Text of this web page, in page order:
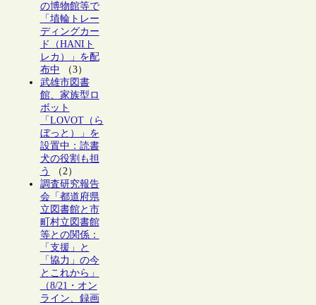
の博物館等で
「埴輪トレー
ディングカー
ド（HANIト
レカ）」を配
布中 （3）
武雄市図書
館、家族型ロ
ボット
「LOVOT（ら
ぼっと）」を
設置中：読書
犬の役割も担
う
（2）
調査研究報告
会「都道府県
立図書館と市
町村立図書館
等との関係：
「支援」と
「協力」の今
とこれから」
（8/21・オン
ライン、録画